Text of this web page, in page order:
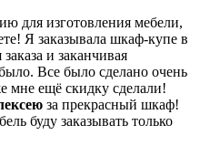
для изготовления мебели,
Я заказывала шкаф-купе в
и заканчивая
Все было сделано очень
мне ещё скидку сделали!
за прекрасный шкаф!
буду заказывать только